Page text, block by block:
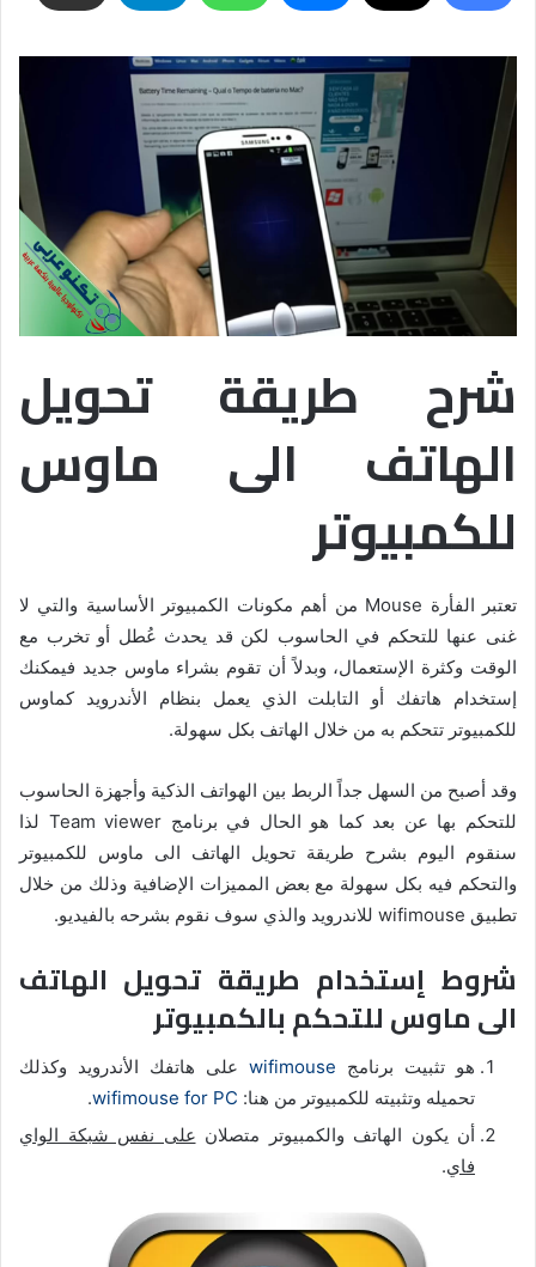
شرح طريقة تحويل
الهاتف الى ماوس
للكمبيوتر
تعتبر الفأرة Mouse من أهم مكونات الكمبيوتر الأساسية والتي لا
غنى عنها للتحكم في الحاسوب لكن قد يحدث عُطل أو تخرب مع
الوقت وكثرة الإستعمال، وبدلاً أن تقوم بشراء ماوس جديد فيمكنك
إستخدام هاتفك أو التابلت الذي يعمل بنظام الأندرويد كماوس
للكمبيوتر تتحكم به من خلال الهاتف بكل سهولة.
وقد أصبح من السهل جداً الربط بين الهواتف الذكية وأجهزة الحاسوب
للتحكم بها عن بعد كما هو الحال في برنامج Team viewer لذا
سنقوم اليوم بشرح طريقة تحويل الهاتف الى ماوس للكمبيوتر
والتحكم فيه بكل سهولة مع بعض المميزات الإضافية وذلك من خلال
تطبيق wifimouse للاندرويد والذي سوف نقوم بشرحه بالفيديو.
شروط إستخدام طريقة تحويل الهاتف
الى ماوس للتحكم بالكمبيوتر
هو تثبيت برنامج wifimouse على هاتفك الأندرويد وكذلك
تحميله وتثبيته للكمبيوتر من هنا: wifimouse for PC
.
أن يكون الهاتف والكمبيوتر متصلان على نفس شبكة الواي
فاي.